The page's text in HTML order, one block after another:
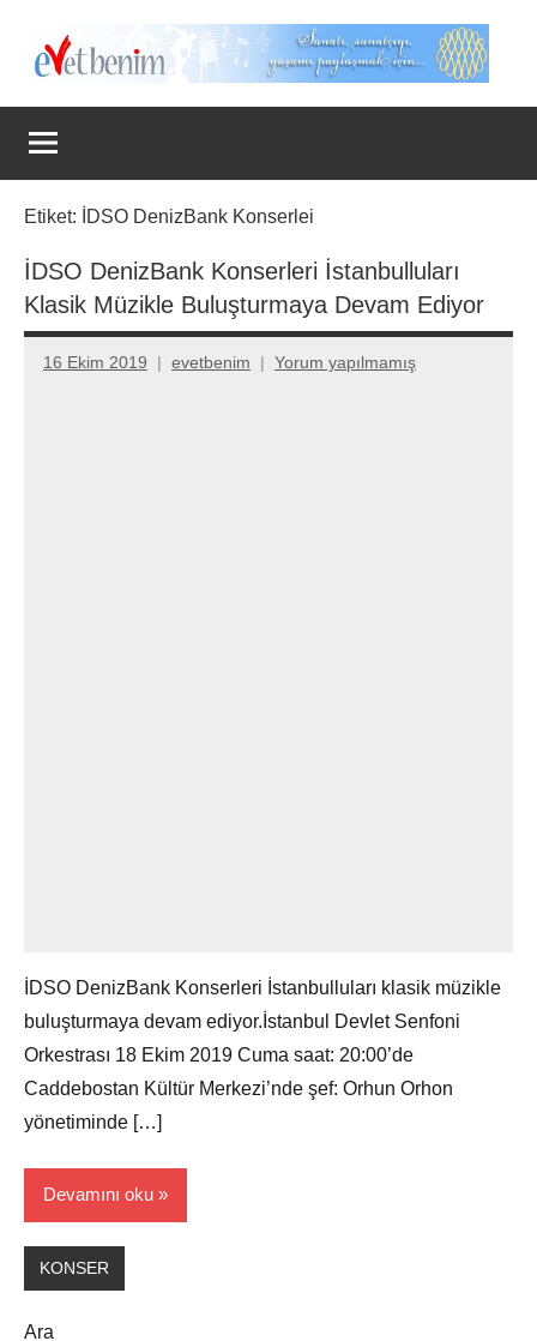
Evet
Benim
Etiket: İDSO DenizBank Konserlei
İDSO DenizBank Konserleri İstanbulluları
Klasik Müzikle Buluşturmaya Devam Ediyor
16 Ekim 2019 evetbenim Yorum yapılmamış
İDSO DenizBank Konserleri İstanbulluları klasik müzikle
buluşturmaya devam ediyor.İstanbul Devlet Senfoni
Orkestrası 18 Ekim 2019 Cuma saat: 20:00’de
Caddebostan Kültür Merkezi’nde şef: Orhun Orhon
yönetiminde […]
Devamını oku
KONSER
Ara